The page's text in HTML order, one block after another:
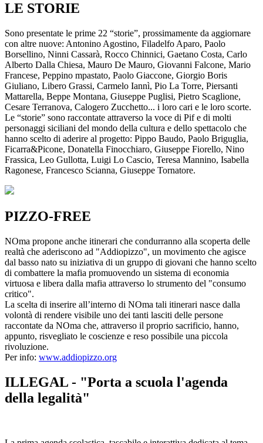
LE STORIE
Sono presentate le prime 22 “storie”, prossimamente da aggiornare
con altre nuove: Antonino Agostino, Filadelfo Aparo, Paolo
Borsellino, Ninni Cassarà, Rocco Chinnici, Gaetano Costa, Carlo
Alberto Dalla Chiesa, Mauro De Mauro, Giovanni Falcone, Mario
Francese, Peppino mpastato, Paolo Giaccone, Giorgio Boris
Giuliano, Libero Grassi, Carmelo Iannì, Pio La Torre, Piersanti
Mattarella, Beppe Montana, Giuseppe Puglisi, Pietro Scaglione,
Cesare Terranova, Calogero Zucchetto... i loro cari e le loro scorte.
Le “storie” sono raccontate attraverso la voce di Pif e di molti
personaggi siciliani del mondo della cultura e dello spettacolo che
hanno scelto di aderire al progetto: Pippo Baudo, Paolo Briguglia,
Ficarra&Picone, Donatella Finocchiaro, Giuseppe Fiorello, Nino
Frassica, Leo Gullotta, Luigi Lo Cascio, Teresa Mannino, Isabella
Ragonese, Francesco Scianna, Giuseppe Tornatore.
PIZZO-FREE
NOma propone anche itinerari che condurranno alla scoperta delle
realtà che aderiscono ad "Addiopizzo", un movimento che agisce
dal basso nato su iniziativa di un gruppo di giovani che hanno scelto
di combattere la mafia promuovendo un sistema di economia
virtuosa e libera dalla mafia attraverso lo strumento del "consumo
critico".
La scelta di inserire all’interno di NOma tali itinerari nasce dalla
volontà di rendere visibile uno dei tanti lasciti delle persone
raccontate da NOma che, attraverso il proprio sacrificio, hanno,
appunto, risvegliato le coscienze e reso possibile una piccola
rivoluzione.
Per info: www.addiopizzo.org
ILLEGAL - "Porta a scuola l'agenda
della legalità"